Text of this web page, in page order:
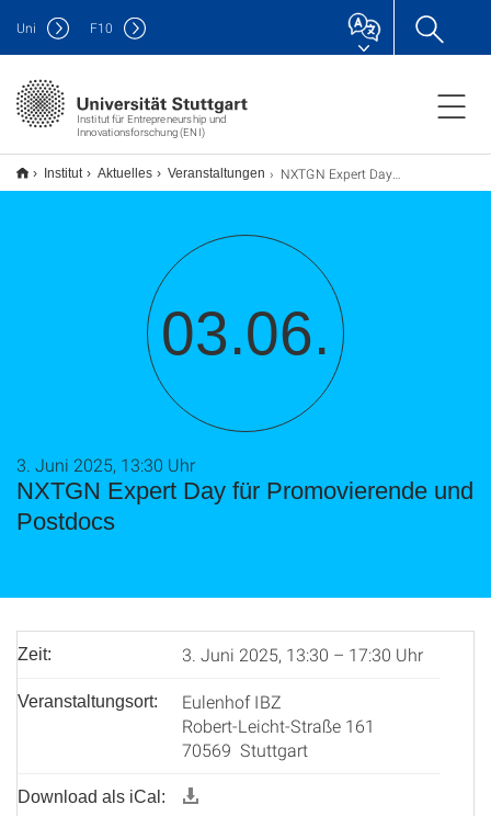
Institut für Entrepreneurship und
Innovationsforschung (ENI)
Uni F10
Institut Aktuelles Veranstaltungen NXTGN Expert Day für Promovierende und Postdocs
03.06.
NXTGN Expert Day für Promovierende und
Postdocs
3. Juni 2025, 13:30 Uhr
Zeit: 3. Juni 2025, 13:30 – 17:30 Uhr
Veranstaltungsort:
Eulenhof IBZ
Robert-Leicht-Straße 161
70569 Stuttgart
Download als iCal: